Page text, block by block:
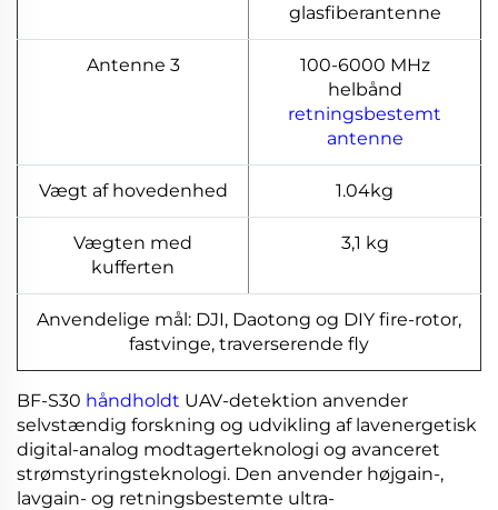
glasfiberantenne
Antenne 3
100-6000 MHz
helbånd
retningsbestemt
antenne
Vægt af hovedenhed 1.04kg
Vægten med
kufferten
3,1 kg
Anvendelige mål: DJI, Daotong og DIY fire-rotor,
fastvinge, traverserende fly
BF-S30 håndholdt UAV-detektion anvender
selvstændig forskning og udvikling af lavenergetisk
digital-analog modtagerteknologi og avanceret
strømstyringsteknologi. Den anvender højgain-,
lavgain- og retningsbestemte ultra-